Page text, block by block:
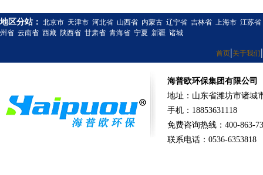
地区分站： 北京市 天津市 河北省 山西省 内蒙古 辽宁省 吉林省 上海市 江苏省
州省 云南省 西藏 陕西省 甘肃省 青海省 宁夏 新疆 诸城
首页|关于我们|
海普欧环保集团有限公司
地址：山东省潍坊市诸城
手机：18853631118
免费咨询热线：400-863-
联系电话：0536-6353818